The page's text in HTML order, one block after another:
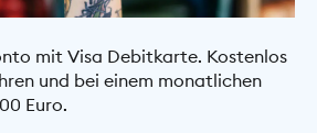
mit Visa Debitkarte. Kostenlos
und bei einem monatlichen
Euro.